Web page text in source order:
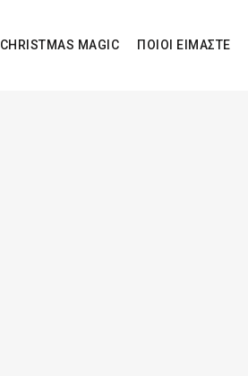
CHRISTMAS MAGIC ΠΟΙΟΙ ΕΙΜΑΣΤΕ